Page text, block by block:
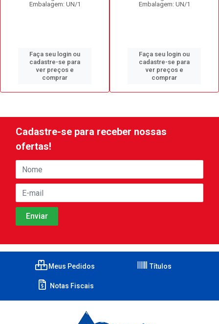
Embalagem: UN/1
Faça seu login ou
cadastre-se para
ver preços e
comprar
Embalagem: UN/1
Faça seu login ou
cadastre-se para
ver preços e
comprar
Cadastre-se para receber nossas
ofertas!
Meus Pedidos Títulos
Notas Fiscais